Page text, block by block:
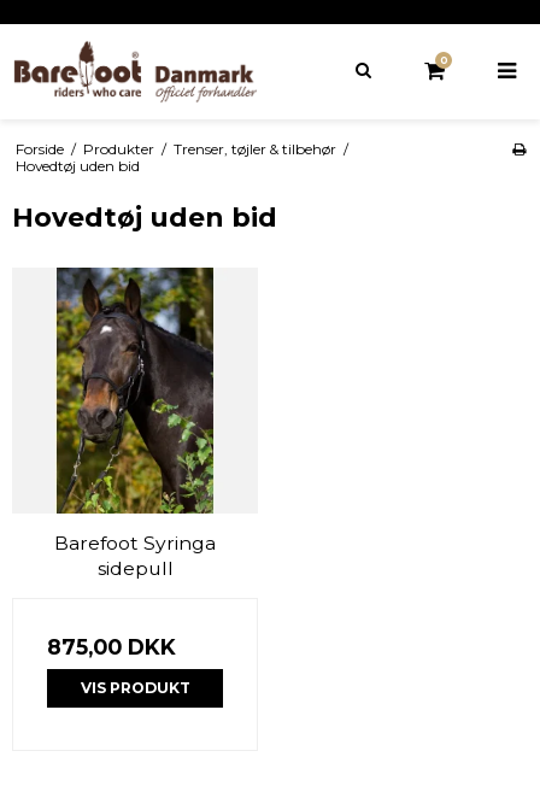
0
Forside / Produkter / Trenser, tøjler & tilbehør /
Hovedtøj uden bid
Hovedtøj uden bid
Barefoot Syringa
sidepull
875,00 DKK
VIS PRODUKT